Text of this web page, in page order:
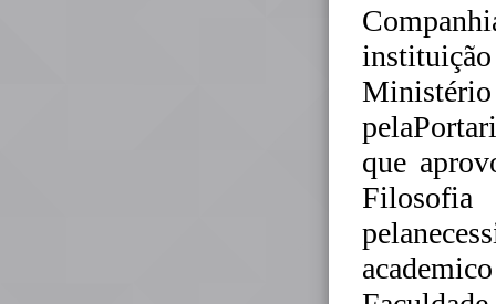
que